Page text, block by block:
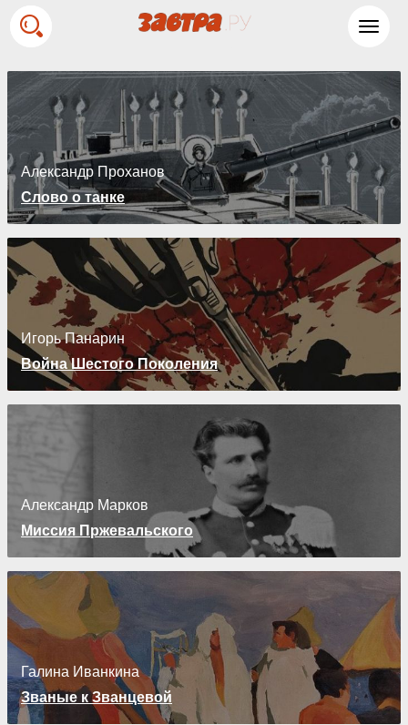
Александр Проханов
Слово о танке
Игорь Панарин
Война Шестого Поколения
Александр Марков
Миссия Пржевальского
Галина Иванкина
Званые к Званцевой